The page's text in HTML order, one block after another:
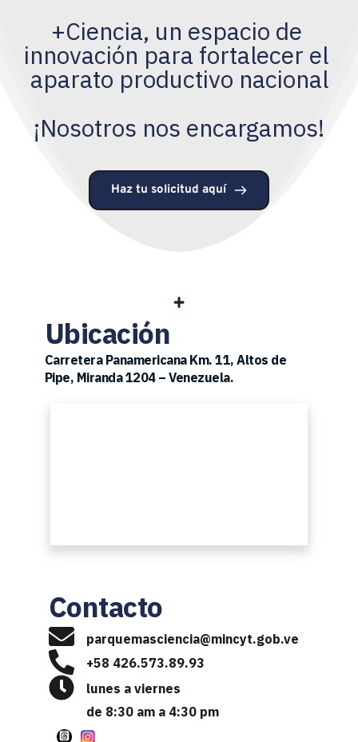
+Ciencia, un espacio de
innovación para fortalecer el
aparato productivo nacional
¡Nosotros nos encargamos!
Haz tu solicitud aquí
Ubicación
Carretera Panamericana Km. 11, Altos de
Pipe, Miranda 1204 – Venezuela.
Contacto
parquemasciencia@mincyt.gob.ve
+58 426.573.89.93
lunes a viernes
de 8:30 am a 4:30 pm